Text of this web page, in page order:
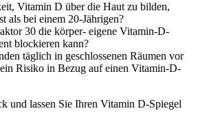
Vitamin D über die Haut zu bilden,
als bei einem 20-Jährigen?
30 die körper- eigene Vitamin-D-
blockieren kann?
täglich in geschlossenen Räumen vor
Risiko in Bezug auf einen Vitamin-D-
und lassen Sie Ihren Vitamin D-Spiegel